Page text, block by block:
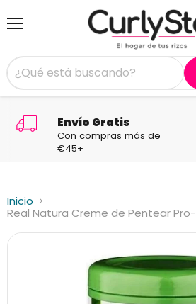
Envío Gratis
Con compras más de
€45+
Inicio
Real Natura Creme de Pentear